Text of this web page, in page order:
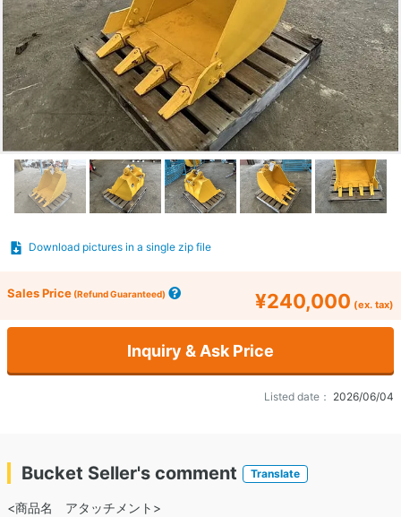
Download pictures in a single zip file
Sales Price (Refund Guaranteed) ¥240,000 (ex. tax)
Inquiry & Ask Price
Listed date： 2026/06/04
Bucket Seller's comment Translate
<商品名 アタッチメント>